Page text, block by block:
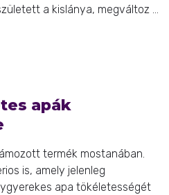
a kislánya, megváltoz ...
apák
termék mostanában.
is, amely jelenleg
apa tökéletességét